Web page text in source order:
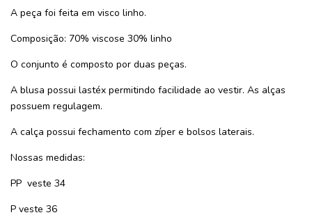
A peça foi feita em visco linho.
Composição: 70% viscose 30% linho
O conjunto é composto por duas peças.
A blusa possui lastéx permitindo facilidade ao vestir. As alças
possuem regulagem.
A calça possui fechamento com zíper e bolsos laterais.
Nossas medidas:
PP veste 34
P veste 36